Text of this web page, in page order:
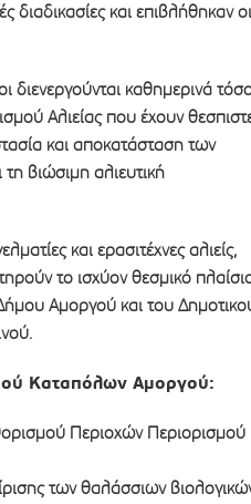
διαδικασίες και επιβλήθηκαν οι
διενεργούνται καθημερινά
Αλιείας που έχουν
και αποκατάσταση των
βιώσιμη αλιευτική
και ερασιτέχνες αλιείς,
το ισχύον θεσμικό
Αμοργού και του
Καταπόλων Αμοργού:
Περιοχών Περιορισμού
των θαλάσσιων